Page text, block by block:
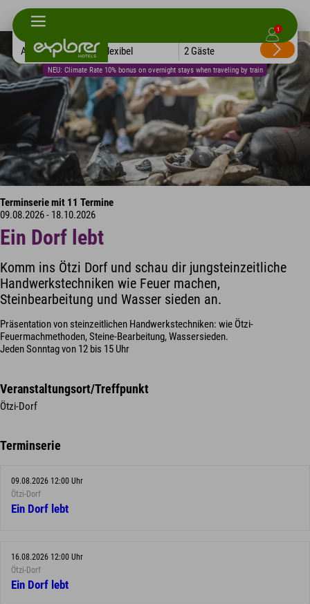
1
NEU: Climate Rate 10% bonus on overnight stays when traveling by train
Alle Hotels Flexibel 2 Gäste
Terminserie mit 11 Termine
09.08.2026 - 18.10.2026
Ein Dorf lebt
Komm ins Ötzi Dorf und schau dir jungsteinzeitliche
Handwerkstechniken wie Feuer machen,
Steinbearbeitung und Wasser sieden an.
Präsentation von steinzeitlichen Handwerkstechniken: wie Ötzi-
Feuermachmethoden, Steine-Bearbeitung, Wassersieden.
Jeden Sonntag von 12 bis 15 Uhr
Veranstaltungsort/Treffpunkt
Ötzi-Dorf
Terminserie
09.08.2026 12:00 Uhr
Ötzi-Dorf
Ein Dorf lebt
16.08.2026 12:00 Uhr
Ötzi-Dorf
Ein Dorf lebt